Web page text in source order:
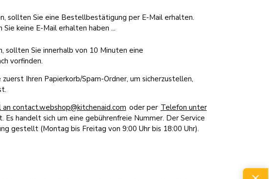
sollten Sie eine Bestellbestätigung per E-Mail erhalten.
keine E-Mail erhalten haben ...
sollten Sie innerhalb von 10 Minuten eine
vorfinden.
Ihren Papierkorb/Spam-Ordner, um sicherzustellen,
an contact.webshop@kitchenaid.com oder per Telefon unter
Es handelt sich um eine gebührenfreie Nummer. Der Service
gestellt (Montag bis Freitag von 9:00 Uhr bis 18:00 Uhr).